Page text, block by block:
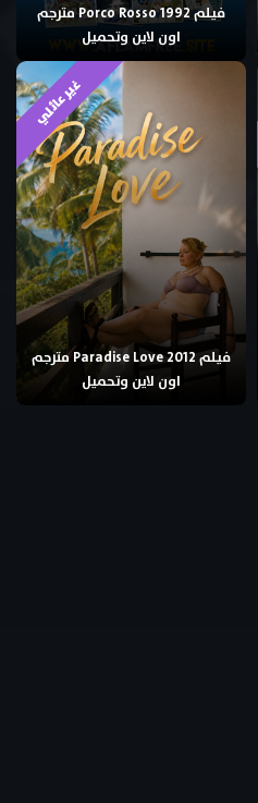
فيلم Porco Rosso 1992 مترجم
اون لاين وتحميل
غير عائلي
فيلم Paradise Love 2012 مترجم
اون لاين وتحميل